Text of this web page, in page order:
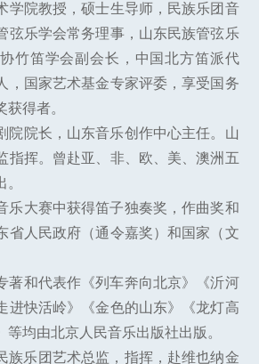
学院教授，硕士生导师，民族乐团音
弦乐学会常务理事，山东民族管弦乐
竹笛学会副会长，中国北方笛派代
，国家艺术基金专家评委，享受国务
获得者。
院院长，山东音乐创作中心主任。山
指挥。曾赴亚、非、欧、美、澳洲五
乐大赛中获得笛子独奏奖，作曲奖和
省人民政府（通令嘉奖）和国家（文
著和代表作《列车奔向北京》《沂河
进快活岭》《金色的山东》《龙灯高
等均由北京人民音乐出版社出版。
族乐团艺术总监，指挥，赴维也纳金